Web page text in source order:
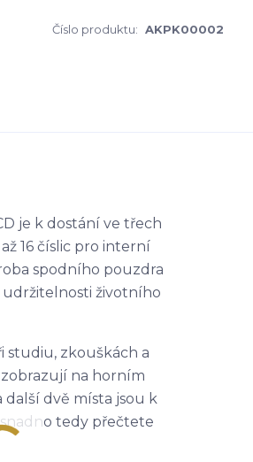
Číslo produktu: AKPK00002
je k dostání ve třech
16 číslic pro interní
spodního pouzdra
životního
studiu, zkouškách a
na horním
další dvě místa jsou k
snadno tedy přečtete